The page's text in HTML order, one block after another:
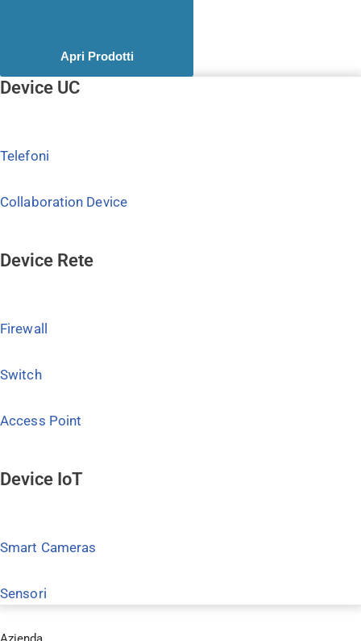
Apri Prodotti
Device UC
Telefoni
Collaboration Device
Device Rete
Firewall
Switch
Access Point
Device IoT
Smart Cameras
Sensori